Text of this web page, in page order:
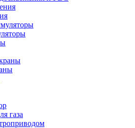
газа